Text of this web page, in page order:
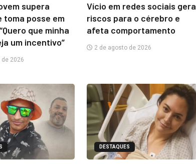
supera
toma posse em
que minha
um incentivo”
2026
Vício em redes sociais gera
riscos para o cérebro e
afeta comportamento
2 de agosto de 2026
DESTAQUES